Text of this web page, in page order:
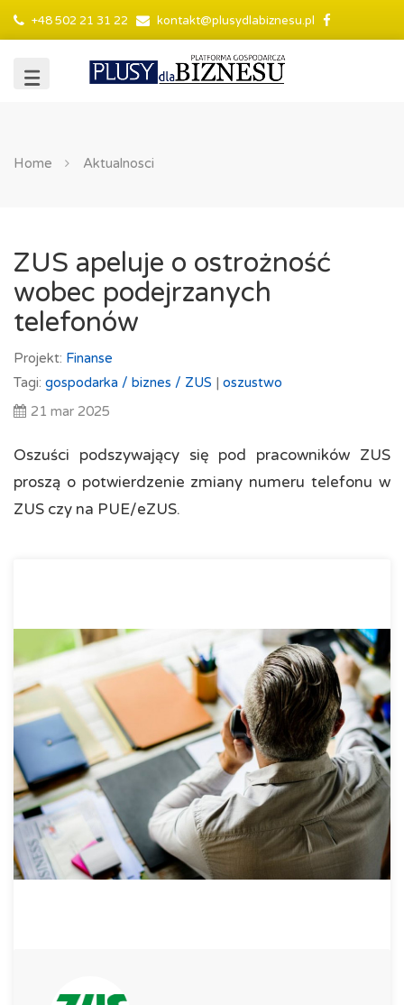
+48 502 21 31 22 kontakt@plusydlabiznesu.pl
Home Aktualnosci
ZUS apeluje o ostrożność
wobec podejrzanych
telefonów
Projekt: Finanse
Tagi: gospodarka / biznes / ZUS | oszustwo
21 mar 2025
Oszuści podszywający się pod pracowników ZUS
proszą o potwierdzenie zmiany numeru telefonu w
ZUS czy na PUE/eZUS.